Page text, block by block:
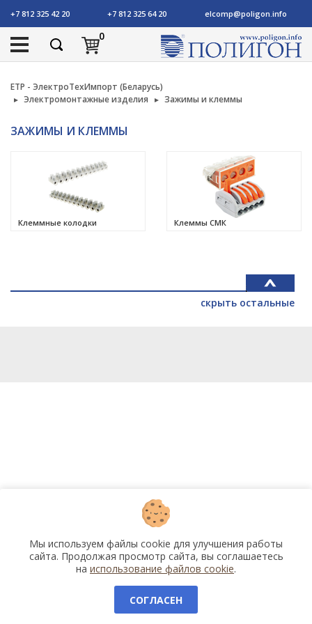
+7 812 325 42 20 +7 812 325 64 20 elcomp@poligon.info
0
ETP - ЭлектроТехИмпорт (Беларусь)
Электромонтажные изделия
Зажимы и клеммы
ЗАЖИМЫ И КЛЕММЫ
Клеммные колодки Клеммы СМК
скрыть остальные
Мы используем файлы cookie для улучшения работы
сайта. Продолжая просмотр сайта, вы соглашаетесь
на использование файлов cookie.
СОГЛАСЕН